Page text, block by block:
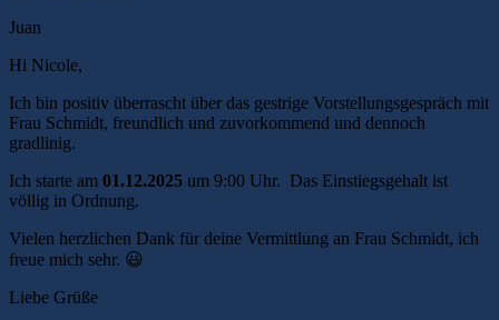
Juan
Hi Nicole,
Ich bin positiv überrascht über das gestrige Vorstellungsgespräch mit
Frau Schmidt, freundlich und zuvorkommend und dennoch
gradlinig.
Ich starte am 01.12.2025 um 9:00 Uhr. Das Einstiegsgehalt ist
völlig in Ordnung.
Vielen herzlichen Dank für deine Vermittlung an Frau Schmidt, ich
freue mich sehr. 😃
Liebe Grüße